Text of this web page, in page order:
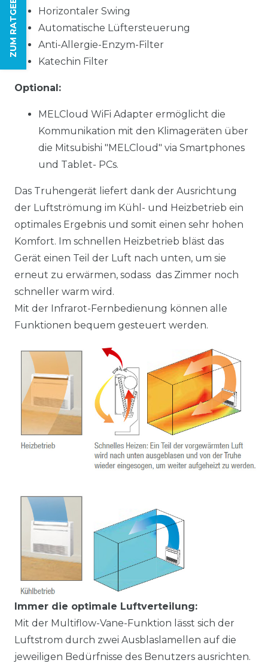
ZUM RATGEBER
Horizontaler Swing
Automatische Lüftersteuerung
Anti-Allergie-Enzym-Filter
Katechin Filter
Optional:
MELCloud WiFi Adapter ermöglicht die
Kommunikation mit den Klimageräten über
die Mitsubishi "MELCloud" via Smartphones
und Tablet- PCs.
Das Truhengerät liefert dank der Ausrichtung
der Luftströmung im Kühl- und Heizbetrieb ein
optimales Ergebnis und somit einen sehr hohen
Komfort. Im schnellen Heizbetrieb bläst das
Gerät einen Teil der Luft nach unten, um sie
erneut zu erwärmen, sodass das Zimmer noch
schneller warm wird.
Mit der Infrarot-Fernbedienung können alle
Funktionen bequem gesteuert werden.
Immer die optimale Luftverteilung:
Mit der Multiflow-Vane-Funktion lässt sich der
Luftstrom durch zwei Ausblaslamellen auf die
jeweiligen Bedürfnisse des Benutzers ausrichten.